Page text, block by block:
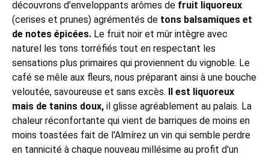
découvrons d'enveloppants arômes de fruit liquoreux
(cerises et prunes) agrémentés de tons balsamiques et
de notes épicées. Le fruit noir et mûr intègre avec
naturel les tons torréfiés tout en respectant les
sensations plus primaires qui proviennent du vignoble. Le
café se mêle aux fleurs, nous préparant ainsi à une bouche
veloutée, savoureuse et sans excès. Il est liquoreux
mais de tanins doux, il glisse agréablement au palais. La
chaleur réconfortante qui vient de barriques de moins en
moins toastées fait de l'Almírez un vin qui semble perdre
en tannicité à chaque nouveau millésime au profit d'un